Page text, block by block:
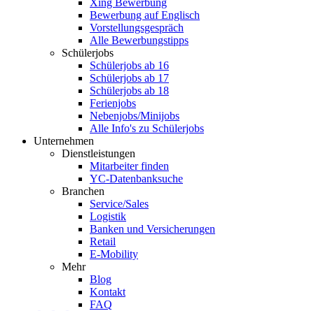
Xing Bewerbung
Bewerbung auf Englisch
Vorstellungsgespräch
Alle Bewerbungstipps
Schülerjobs
Schülerjobs ab 16
Schülerjobs ab 17
Schülerjobs ab 18
Ferienjobs
Nebenjobs/Minijobs
Alle Info's zu Schülerjobs
Unternehmen
Dienstleistungen
Mitarbeiter finden
YC-Datenbanksuche
Branchen
Service/Sales
Logistik
Banken und Versicherungen
Retail
E-Mobility
Mehr
Blog
Kontakt
FAQ